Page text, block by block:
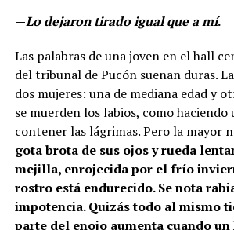
—Lo dejaron tirado igual que a mí.
Las palabras de una joven en el hall
del tribunal de Pucón suenan duras.
dos mujeres: una de mediana edad y
se muerden los labios, como
contener las lágrimas. Pero la mayor
gota brota de sus ojos y rueda
mejilla, enrojecida por el frío
rostro está endurecido. Se nota
impotencia. Quizás todo al mismo
parte del enojo aumenta cuando